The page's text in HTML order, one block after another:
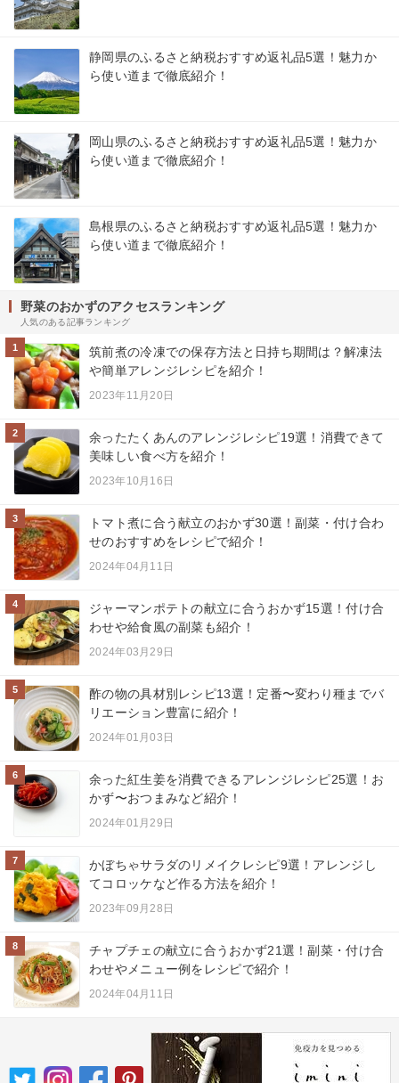
静岡県のふるさと納税おすすめ返礼品5選！魅力か
ら使い道まで徹底紹介！
岡山県のふるさと納税おすすめ返礼品5選！魅力か
ら使い道まで徹底紹介！
島根県のふるさと納税おすすめ返礼品5選！魅力か
ら使い道まで徹底紹介！
野菜のおかずのアクセスランキング
人気のある記事ランキング
1
筑前煮の冷凍での保存方法と日持ち期間は？解凍法
や簡単アレンジレシピを紹介！
2023年11月20日
2
余ったたくあんのアレンジレシピ19選！消費できて
美味しい食べ方を紹介！
2023年10月16日
3
トマト煮に合う献立のおかず30選！副菜・付け合わ
せのおすすめをレシピで紹介！
2024年04月11日
4
ジャーマンポテトの献立に合うおかず15選！付け合
わせや給食風の副菜も紹介！
2024年03月29日
5
酢の物の具材別レシピ13選！定番〜変わり種までバ
リエーション豊富に紹介！
2024年01月03日
6
余った紅生姜を消費できるアレンジレシピ25選！お
かず〜おつまみなど紹介！
2024年01月29日
7
かぼちゃサラダのリメイクレシピ9選！アレンジし
てコロッケなど作る方法を紹介！
2023年09月28日
8
チャプチェの献立に合うおかず21選！副菜・付け合
わせやメニュー例をレシピで紹介！
2024年04月11日